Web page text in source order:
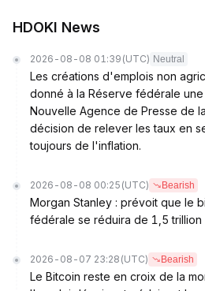
HDOKI News
2026-08-08 01:39 (UTC) Neutral
Les créations d'emplois non
donné à la Réserve fédérale
Nouvelle Agence de Presse de
décision de relever les taux en
toujours de l'inflation.
2026-08-08 00:25 (UTC) Bearish
Morgan Stanley : prévoit que le
fédérale se réduira de 1,5 trillion
2026-08-07 23:28 (UTC) Bearish
Le Bitcoin reste en croix de la